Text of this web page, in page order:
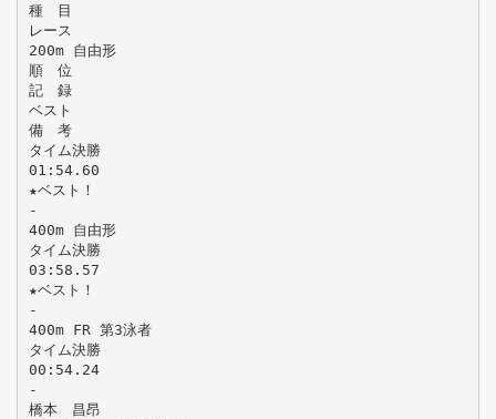
種 目
レース
200m 自由形
順 位
記 録
ベスト
備 考
タイム決勝
01:54.60
★ベスト！
-
400m 自由形
タイム決勝
03:58.57
★ベスト！
-
400m FR 第3泳者
タイム決勝
00:54.24
-
橋本 昌昂